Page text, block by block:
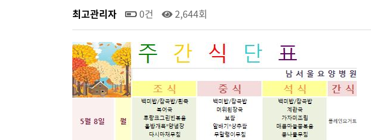
최고관리자 0건 2,644회